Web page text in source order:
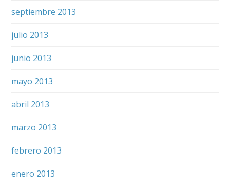
septiembre 2013
julio 2013
junio 2013
mayo 2013
abril 2013
marzo 2013
febrero 2013
enero 2013